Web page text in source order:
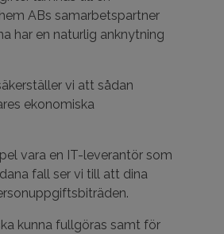
ABs samarbetspartner
har en naturlig anknytning
vi att sådan
ekonomiska
vara en IT-leverantör som
fall ser vi till att dina
kunna fullgöras samt för